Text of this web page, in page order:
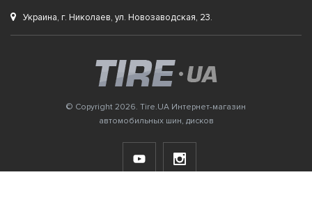
Украина, г. Николаев, ул. Новозаводская, 23.
© Copyright 2026. Tire.UA Интернет-магазин
автомобильных шин, дисков